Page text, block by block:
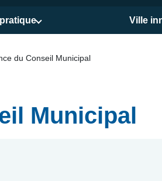
Ville
du Conseil Municipal
Municipal